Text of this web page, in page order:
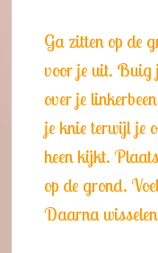
Ga zitten op de
voor je uit. Buig
over je
je knie terwijl je
heen kijkt.
op de grond.
Daarna